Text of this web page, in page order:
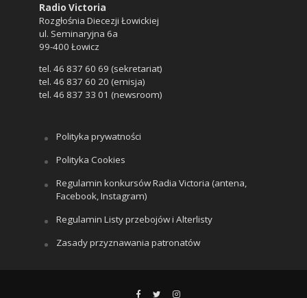
Radio Victoria
Rozgłośnia Diecezji Łowickiej
ul. Seminaryjna 6a
99-400 Łowicz
tel. 46 837 60 69 (sekretariat)
tel. 46 837 60 20 (emisja)
tel. 46 837 33 01 (newsroom)
Polityka prywatności
Polityka Cookies
Regulamin konkursów Radia Victoria (antena,
Facebook, Instagram)
Regulamin Listy przebojów i Alterlisty
Zasady przyznawania patronatów